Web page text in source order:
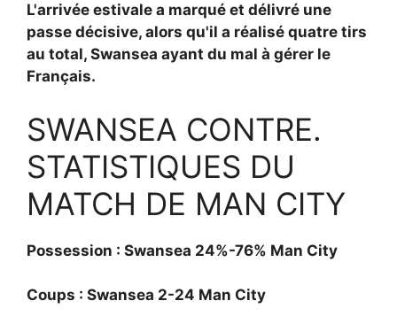
L'arrivée estivale a marqué et délivré une
passe décisive, alors qu'il a réalisé quatre tirs
au total, Swansea ayant du mal à gérer le
Français.
SWANSEA CONTRE.
STATISTIQUES DU
MATCH DE MAN CITY
Possession : Swansea 24%-76% Man City
Coups : Swansea 2-24 Man City